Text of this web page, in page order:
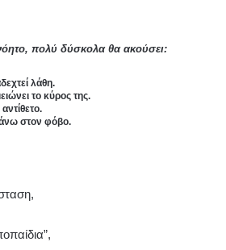
πολύ δύσκολα θα ακούσει:
λάθη.
το κύρος της.
στον φόβο.